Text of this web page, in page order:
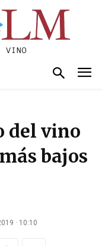
del vino
bajos
· 10:10